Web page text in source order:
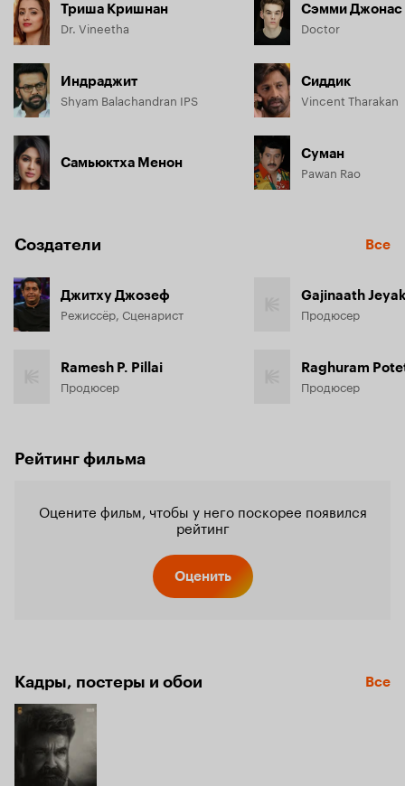
Триша Кришнан
Dr. Vineetha
Индраджит
Shyam Balachandran IPS
Самьюктха Менон
Сэмми Джонас
Doctor
Сиддик
Vincent Tharakan
Суман
Pawan Rao
Создатели Все
Джитху Джозеф
Режиссёр, Сценарист
Ramesh P. Pillai
Продюсер
Gajinaath
Продюсер
Raghuram
Продюсер
Рейтинг фильма
Оцените фильм, чтобы у него поскорее появился
рейтинг
Оценить
Кадры, постеры и обои Все